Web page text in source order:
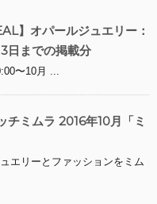
】オパールジュエリー：
日までの掲載分
〜10月 ...
チミムラ 2016年10月「ミ
エリーとファッションをミム